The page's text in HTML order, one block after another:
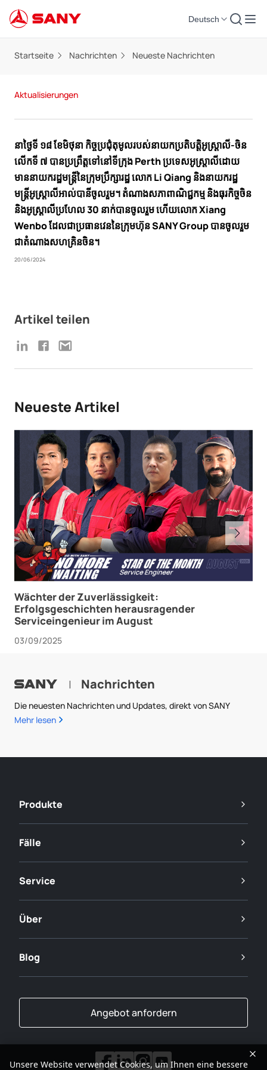
Deutsch
Startseite Nachrichten Neueste Nachrichten
Aktualisierungen
នាថ្ងៃទី ១៨ ខែមិថុនា កិច្ចប្រជុំតុមូលរបស់នាយកប្រតិបត្តិអូស្ត្រាលី-ចិន
លើកទី ៧ បានប្រព្រឹត្តទៅនៅទីក្រុង Perth ប្រទេសអូស្ត្រាលីដោយ
មាននាយករដ្ឋមន្ត្រីនៃក្រុមប្រឹក្សារដ្ឋ លោក Li Qiang និងនាយករដ្ឋ
មន្ត្រីអូស្ត្រាលីអាល់បានីចូលរួម។ តំណាងសភាពាណិជ្ជកម្ម និងធុរកិច្ចចិន
និងអូស្ត្រាលីប្រហែល 30 នាក់បានចូលរួម ហើយលោក Xiang
Wenbo ដែលជាប្រធានវេននៃក្រុមហ៊ុន SANY Group បានចូលរួម
ជាតំណាងសហគ្រិនចិន។
20/06/2024
Artikel teilen
Neueste Artikel
Wächter der Zuverlässigkeit:
Erfolgsgeschichten herausragender
Serviceingenieur im August
03/09/2025
| Nachrichten
Die neuesten Nachrichten und Updates, direkt von SANY
Mehr lesen
Produkte
Fälle
Service
Über
Blog
Angebot anfordern
Unsere Website verwendet Cookies, um Ihnen eine bessere